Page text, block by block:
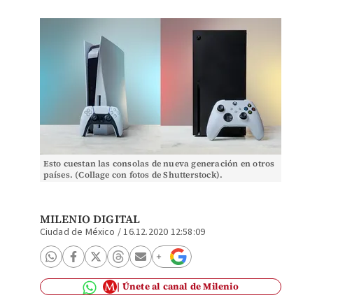
Esto cuestan las consolas de nueva generación en otros
países. (Collage con fotos de Shutterstock).
MILENIO DIGITAL
Ciudad de México /16.12.2020 12:58:09
Únete al canal de Milenio